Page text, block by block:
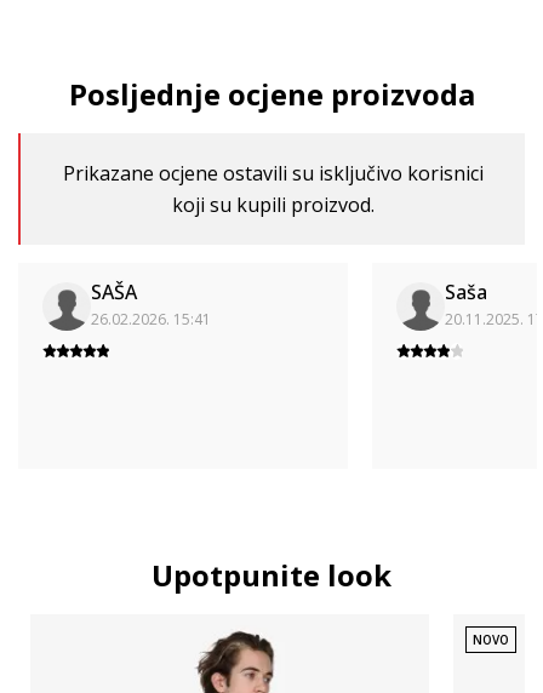
Posljednje ocjene proizvoda
Prikazane ocjene ostavili su isključivo korisnici
koji su kupili proizvod.
SAŠA
26.02.2026. 15:41
Saša
20.11.2025.
Upotpunite look
NOVO